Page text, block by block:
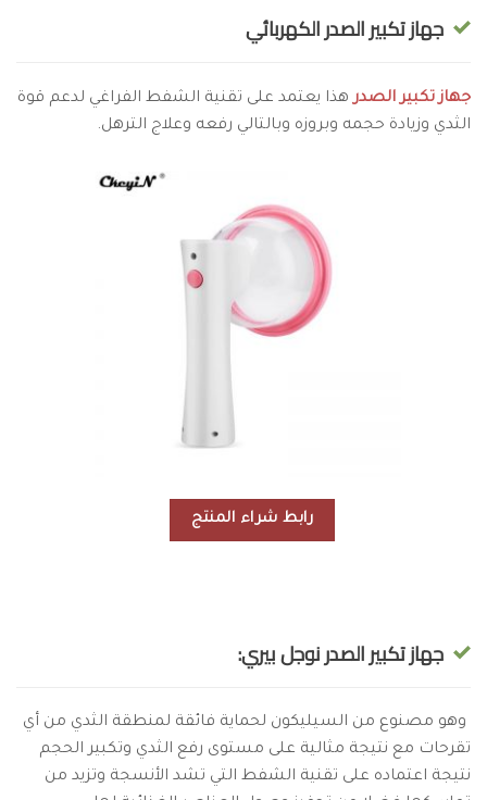
جهاز تكبير الصدر الكهربائي
جهاز تكبير الصدرهذا يعتمد على تقنية الشفط الفراغي لدعم قوة
الثدي وزيادة حجمه وبروزه وبالتالي رفعه وعلاج الترهل.
رابط شراء المنتج
جهاز تكبير الصدر نوجل بيري:
وهو مصنوع من السيليكون لحماية فائقة لمنطقة الثدي من أي
تقرحات مع نتيجة مثالية على مستوى رفع الثدي وتكبير الحجم
نتيجة اعتماده على تقنية الشفط التي تشد الأنسجة وتزيد من